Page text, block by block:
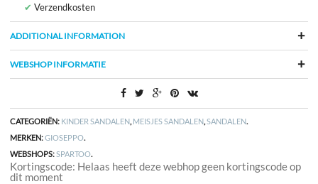
Verzendkosten
ADDITIONAL INFORMATION
WEBSHOP INFORMATIE
CATEGORIËN: KINDER SANDALEN, MEISJES SANDALEN,SANDALEN.
MERKEN:GIOSEPPO.
WEBSHOPS:SPARTOO.
Kortingscode: Helaas heeft deze webhop geen kortingscode op
dit moment